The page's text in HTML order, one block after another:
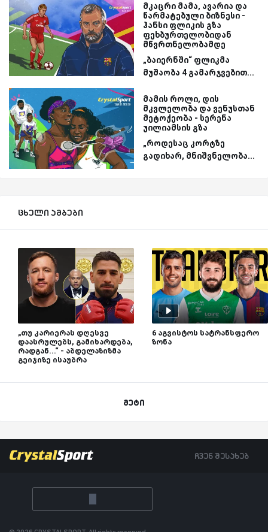
მკაცრი მამა, ავარია და
წარმატებული ბიზნესი -
ჰანსი ფლიკის გზა
ფეხბურთელობიდან
მწვრთნელობამდე
„ბაიერნში“ ფლიკმა
მუშაობა 4 გამარჯვებით...
მამის როლი, დის
მკვლელობა და ვენუსთან
მეტოქეობა - სერენა
უილიამსის გზა
„როდესაც კორტზე
გადიხარ, მნიშვნელობა...
ცხელი ამბები
„თუ კარიერას დღესვე
დაასრულებს, გამიხარდება,
რადგან...“ - აბდელაზიზმა
გეიჯიზე ისაუბრა
6 აგვისტოს სატრანსფერო
ზონა
მეტი
ჩვენ შესახებ